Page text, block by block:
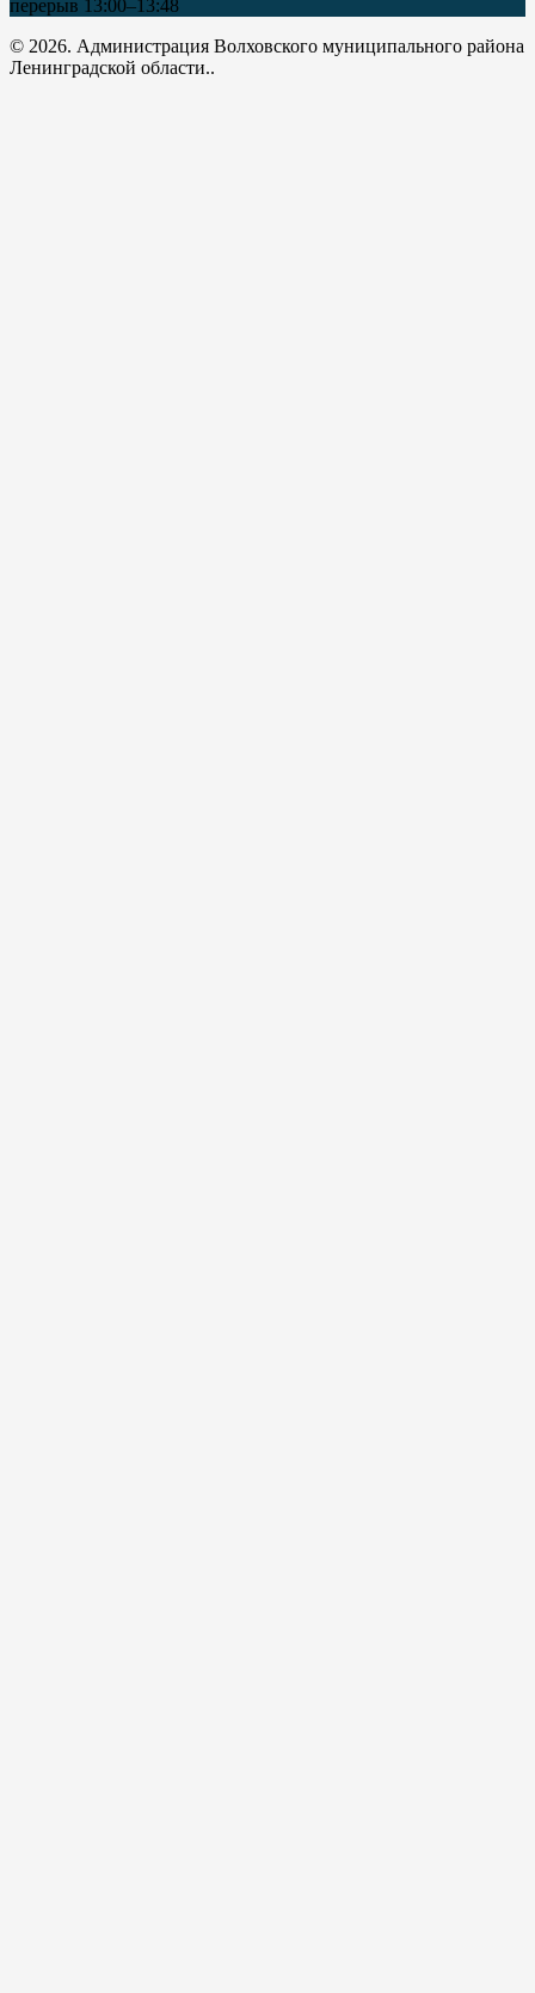
перерыв 13:00–13:48
© 2026. Администрация Волховского муниципального района
Ленинградской области..